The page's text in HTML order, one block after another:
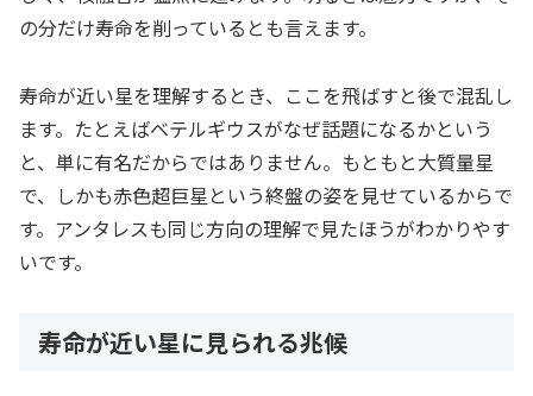
の分だけ寿命を削っているとも言えます。
寿命が近い星を理解するとき、ここを飛ばすと後で混乱し
ます。たとえばベテルギウスがなぜ話題になるかという
と、単に有名だからではありません。もともと大質量星
で、しかも赤色超巨星という終盤の姿を見せているからで
す。アンタレスも同じ方向の理解で見たほうがわかりやす
いです。
寿命が近い星に見られる兆候